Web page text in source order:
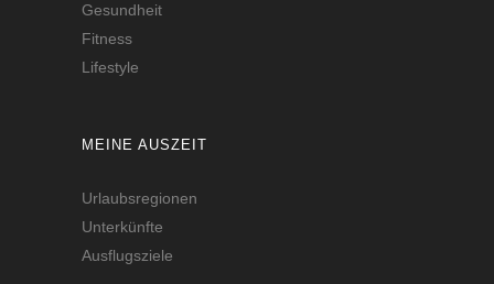
Gesundheit
Fitness
Lifestyle
MEINE AUSZEIT
Urlaubsregionen
Unterkünfte
Ausflugsziele